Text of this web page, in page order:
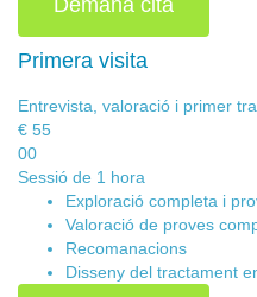
Demana cita
Primera visita
Entrevista, valoració i primer
€ 55
00
Sessió de 1 hora
Exploració completa i
Valoració de proves
Recomanacions
Disseny del tractament